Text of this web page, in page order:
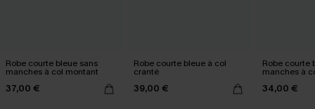
Robe courte bleue sans
manches à col montant
37,00 €
Robe courte bleue à col
cranté
39,00 €
Robe courte
manches à
34,00 €